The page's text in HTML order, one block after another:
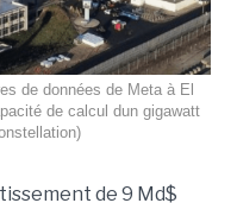
de données de Meta à El
de calcul dun gigawatt
de 9 Md$